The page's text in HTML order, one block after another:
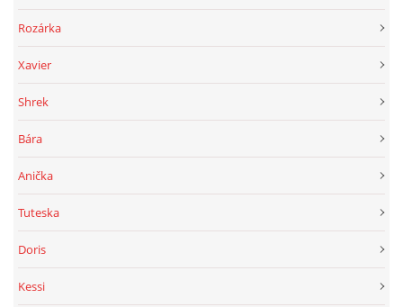
Rozárka
Xavier
Shrek
Bára
Anička
Tuteska
Doris
Kessi